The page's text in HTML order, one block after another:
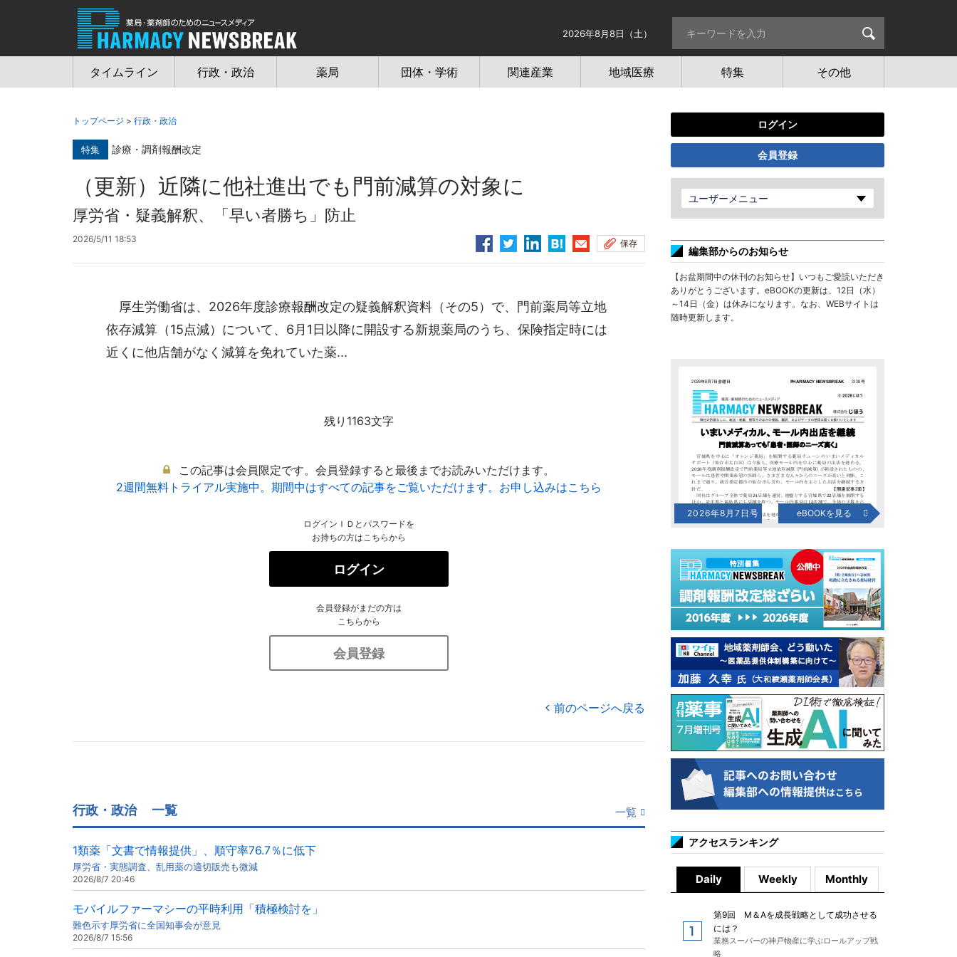
2026年8月8日（土）
タイムライン 行政・政治 薬局 団体・学術 関連産業 地域医療 特集 その他
トップページ > 行政・政治
特集 診療・調剤報酬改定
（更新）近隣に他社進出でも門前減算の対象に
厚労省・疑義解釈、「早い者勝ち」防止
2026/5/11 18:53 保存
厚生労働省は、2026年度診療報酬改定の疑義解釈資料（その5）で、門前薬局等立地
依存減算（15点減）について、6月1日以降に開設する新規薬局のうち、保険指定時には
近くに他店舗がなく減算を免れていた薬...
残り1163文字
この記事は会員限定です。会員登録すると最後までお読みいただけます。
2週間無料トライアル実施中。期間中はすべての記事をご覧いただけます。お申し込みはこちら
ログインＩＤとパスワードを
お持ちの方はこちらから
ログイン
会員登録がまだの方は
こちらから
会員登録
前のページへ戻る
行政・政治 一覧 一覧
1類薬「文書で情報提供」、順守率76.7％に低下
厚労省・実態調査、乱用薬の適切販売も微減
2026/8/7 20:46
モバイルファーマシーの平時利用「積極検討を」
難色示す厚労省に全国知事会が意見
2026/8/7 15:56
ログイン
会員登録
ユーザーメニュー
編集部からのお知らせ
【お盆期間中の休刊のお知らせ】いつもご愛読いただき
ありがとうございます。eBOOKの更新は、12日（水）
～14日（金）は休みになります。なお、WEBサイトは
随時更新します。
2026年8月7日号 eBOOKを見る
アクセスランキング
Daily Weekly Monthly
第9回 M＆Aを成長戦略として成功させる
には？
業務スーパーの神戸物産に学ぶロールアップ戦
略